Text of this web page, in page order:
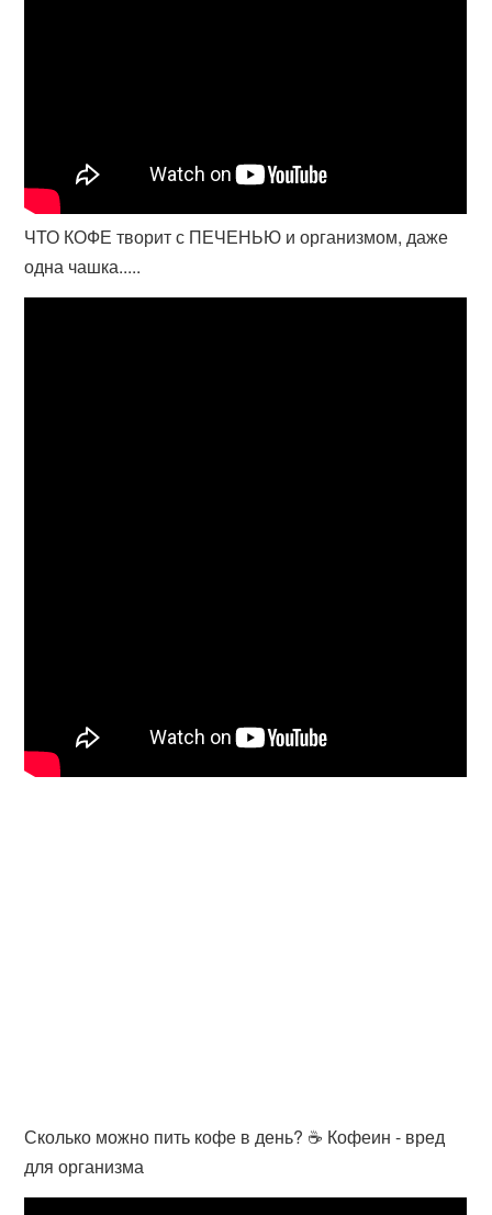
ЧТО КОФЕ творит с ПЕЧЕНЬЮ и организмом, даже
одна чашка.....
Сколько можно пить кофе в день? ☕️ Кофеин - вред
для организма